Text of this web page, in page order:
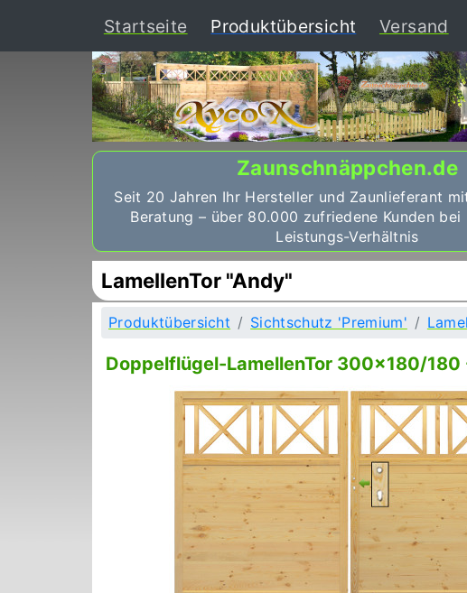
Startseite Produktübersicht (current)
Versand
Zaunschnäppchen.de
Seit 20 Jahren Ihr Hersteller und Zaunlieferant
Beratung – über 80.000 zufriedene Kunden bei
Leistungs-Verhältnis
LamellenTor "Andy"
Produktübersicht Sichtschutz 'Premium'
Doppelflügel-LamellenTor 300x180/